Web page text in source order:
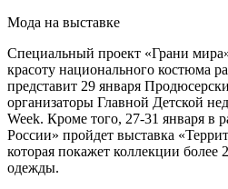
Мода на выставке
Специальный проект «Грани
красоту национального костюма
представит 29 января
организаторы Главной Детской
Week. Кроме того, 27-31 января в
России» пройдет выставка
которая покажет коллекции более
одежды.